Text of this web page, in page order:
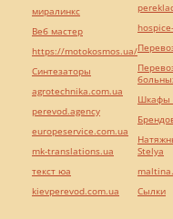
миралинкс
Веб мастер
https://motokosmos.ua/
Синтезаторы
agrotechnika.com.ua
perevod.agency
europeservice.com.ua
mk-translations.ua
текст юа
kievperevod.com.ua
Шкафы
Stelya
Cылки